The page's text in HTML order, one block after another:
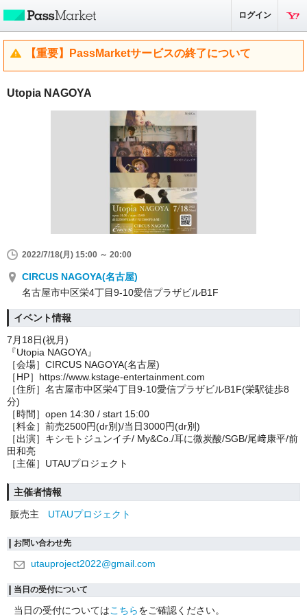
ログイン
【重要】PassMarketサービスの終了について
Utopia NAGOYA
2022/7/18(月) 15:00 ～ 20:00
CIRCUS NAGOYA(名古屋)
名古屋市中区栄4丁目9-10愛信プラザビルB1F
イベント情報
7月18日(祝月)
『Utopia NAGOYA』
［会場］CIRCUS NAGOYA(名古屋)
［HP］https://www.kstage-entertainment.com
［住所］名古屋市中区栄4丁目9-10愛信プラザビルB1F(栄駅徒歩8
分)
［時間］open 14:30 / start 15:00
［料金］前売2500円(dr別)/当日3000円(dr別)
［出演］キシモトジュンイチ/ My&Co./耳に微炭酸/SGB/尾﨑康平/前
田和亮
［主催］UTAUプロジェクト
主催者情報
販売主
UTAUプロジェクト
お問い合わせ先
utauproject2022@gmail.com
当日の受付について
当日の受付についてはこちらをご確認ください。